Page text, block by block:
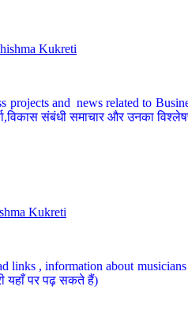
Kukreti
and news related to
संबंधी समाचार और उनका
Kukreti
, information about
यहाँ पर पढ़ सकते हैं)